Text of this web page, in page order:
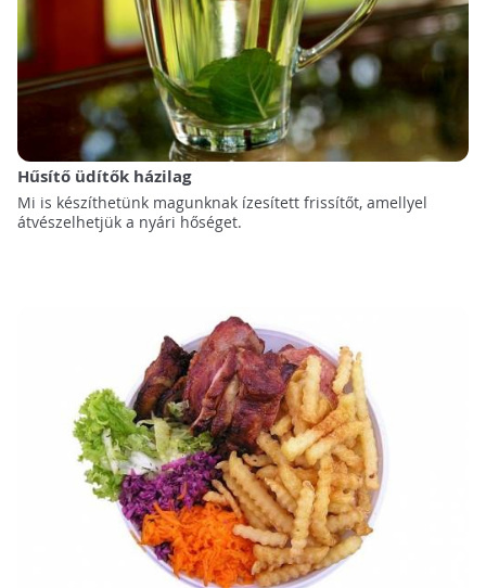
Hűsítő üdítők házilag
Mi is készíthetünk magunknak ízesített frissítőt, amellyel
átvészelhetjük a nyári hőséget.